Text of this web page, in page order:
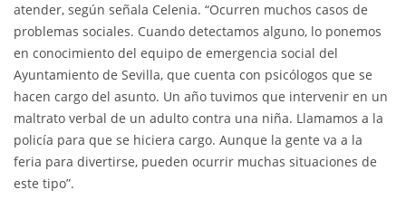
atender, según señala Celenia. “Ocurren muchos casos de
problemas sociales. Cuando detectamos alguno, lo ponemos
en conocimiento del equipo de emergencia social del
Ayuntamiento de Sevilla, que cuenta con psicólogos que se
hacen cargo del asunto. Un año tuvimos que intervenir en un
maltrato verbal de un adulto contra una niña. Llamamos a la
policía para que se hiciera cargo. Aunque la gente va a la
feria para divertirse, pueden ocurrir muchas situaciones de
este tipo”.